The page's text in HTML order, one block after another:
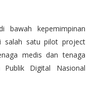
bawah kepemimpinan
salah satu pilot project
medis dan tenaga
Digital Nasional